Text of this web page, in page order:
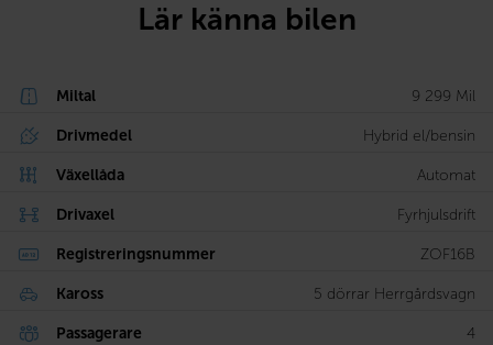
Lär känna bilen
Miltal 9 299 Mil
Drivmedel Hybrid el/bensin
Växellåda Automat
Drivaxel Fyrhjulsdrift
Registreringsnummer ZOF16B
Kaross 5 dörrar Herrgårdsvagn
Passagerare 4